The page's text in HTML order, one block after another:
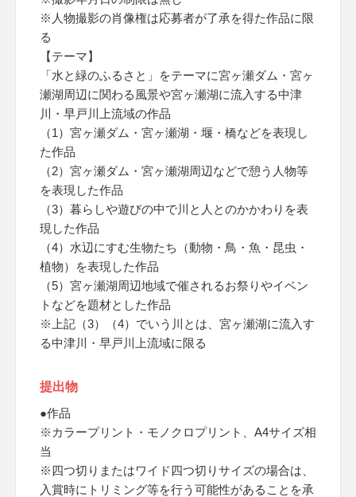
※人物撮影の肖像権は応募者が了承を得た作品に限
る
【テーマ】
「水と緑のふるさと」をテーマに宮ヶ瀬ダム・宮ヶ
瀬湖周辺に関わる風景や宮ヶ瀬湖に流入する中津
川・早戸川上流域の作品
（1）宮ヶ瀬ダム・宮ヶ瀬湖・堰・橋などを表現し
た作品
（2）宮ヶ瀬ダム・宮ヶ瀬湖周辺などで憩う人物等
を表現した作品
（3）暮らしや遊びの中で川と人とのかかわりを表
現した作品
（4）水辺にすむ生物たち（動物・鳥・魚・昆虫・
植物）を表現した作品
（5）宮ヶ瀬湖周辺地域で催されるお祭りやイベン
トなどを題材とした作品
※上記（3）（4）でいう川とは、宮ヶ瀬湖に流入す
る中津川・早戸川上流域に限る
提出物
●作品
※カラープリント・モノクロプリント、A4サイズ相
当
※四つ切りまたはワイド四つ切りサイズの場合は、
入賞時にトリミング等を行う可能性があることを承